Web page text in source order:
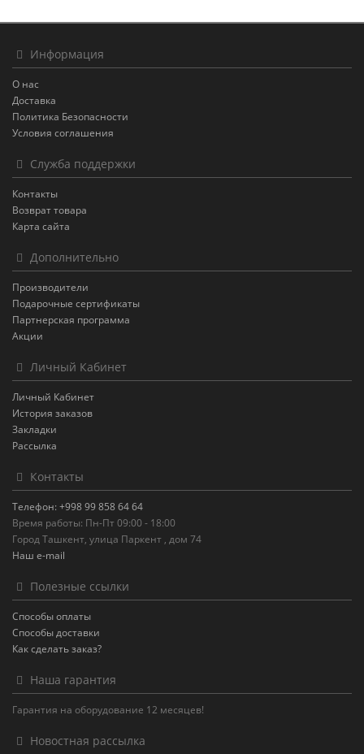
Информация
О нас
Доставка
Политика Безопасности
Условия соглашения
Служба поддержки
Контакты
Возврат товара
Карта сайта
Дополнительно
Производители
Подарочные сертификаты
Партнерская программа
Акции
Личный Кабинет
Личный Кабинет
История заказов
Закладки
Рассылка
Контакты
Телефон: +998 99 858 64 64
Время работы: Пн-Пт 09:00 - 18:00
Город Ташкент, улица Паркент , дом 74
Наш e-mail
Полезные ссылки
Способы оплаты
Способы доставки
Как сделать заказ?
Наша гарантия
Гарантия на оборудование 12 месяцев!
Новостная рассылка